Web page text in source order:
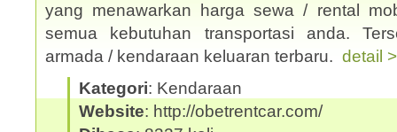
yang menawarkan harga sewa / rental
semua kebutuhan transportasi anda.
armada / kendaraan keluaran terbaru. detail
Kategori: Kendaraan
Website: http://obetrentcar.com/